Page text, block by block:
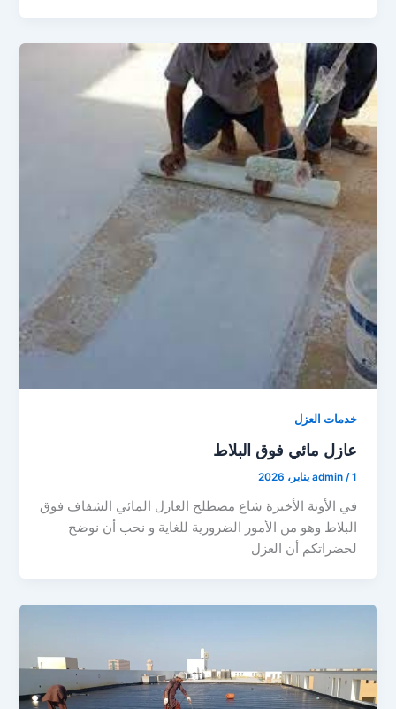
خدمات العزل
عازل مائي فوق البلاط
admin /1 يناير، 2026
في الأونة الأخيرة شاع مصطلح العازل المائي الشفاف فوق
البلاط وهو من الأمور الضرورية للغاية و نحب أن نوضح
لحضراتكم أن العزل